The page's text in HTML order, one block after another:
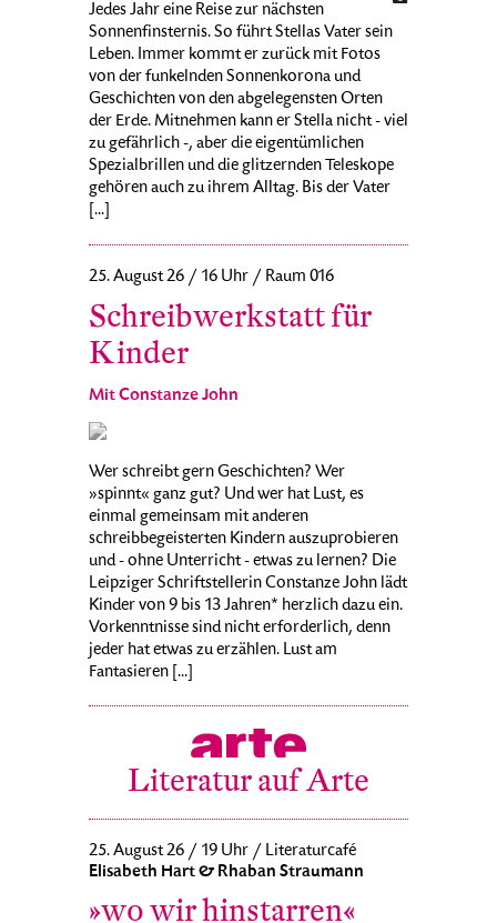
Jedes Jahr eine Reise zur nächsten
Sonnenfinsternis. So führt Stellas Vater sein
Leben. Immer kommt er zurück mit Fotos
von der funkelnden Sonnenkorona und
Geschichten von den abgelegensten Orten
der Erde. Mitnehmen kann er Stella nicht - viel
zu gefährlich -, aber die eigentümlichen
Spezialbrillen und die glitzernden Teleskope
gehören auch zu ihrem Alltag. Bis der Vater
[...]
25. August 26 / 16 Uhr / Raum 016
Schreibwerkstatt für
Kinder
Mit Constanze John
Wer schreibt gern Geschichten? Wer
»spinnt« ganz gut? Und wer hat Lust, es
einmal gemeinsam mit anderen
schreibbegeisterten Kindern auszuprobieren
und - ohne Unterricht - etwas zu lernen? Die
Leipziger Schriftstellerin Constanze John lädt
Kinder von 9 bis 13 Jahren* herzlich dazu ein.
Vorkenntnisse sind nicht erforderlich, denn
jeder hat etwas zu erzählen. Lust am
Fantasieren [...]
Literatur auf Arte
25. August 26 / 19 Uhr / Literaturcafé
Elisabeth Hart & Rhaban Straumann
»wo wir hinstarren«